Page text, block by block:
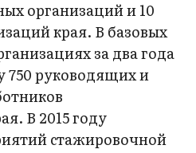
организаций и 10
края. В базовых
за два года
750 руководящих и
В 2015 году
стажировочной